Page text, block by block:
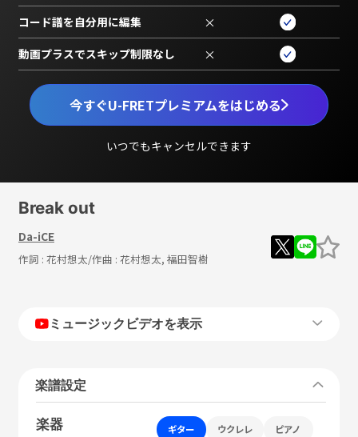
今すぐU-FRETプレミアムをはじめる
いつでもキャンセルできます
コード譜を自分用に編集 ×
動画プラスでスキップ制限なし ×
Break out
Da-iCE
作詞 : 花村想太/作曲 : 花村想太, 福田智樹
ミュージックビデオを表示
楽譜設定
楽器 ギター ウクレレ ピアノ